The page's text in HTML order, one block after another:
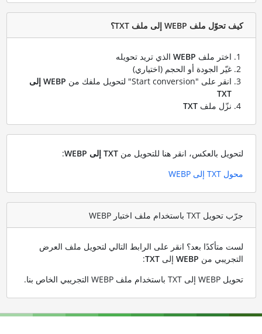
كيف تحوّل ملف WEBP إلى ملف TXT؟
اختر ملف WEBPالذي تريد تحويله
غيّر الجودة أو الحجم (اختياري)
انقر على "Start conversion" لتحويل ملفك من
WEBP إلى
TXT
نزّل ملف TXT
لتحويل بالعكس، انقر هنا للتحويل من TXT إلى WEBP
:
محول TXT إلى WEBP
جرّب تحويل TXT باستخدام ملف اختبار WEBP
لست متأكدًا بعد؟ انقر على الرابط التالي لتحويل ملف العرض
التجريبي من WEBPإلى TXT
:
تحويل WEBP إلى TXT باستخدام ملف WEBP التجريبي الخاص بنا
.